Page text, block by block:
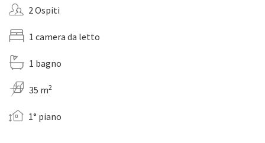
2 Ospiti
1 camera da letto
1 bagno
35 m2
1° piano